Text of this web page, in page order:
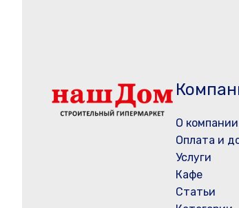
О компании
Оплата и
Услуги
Кафе
Статьи